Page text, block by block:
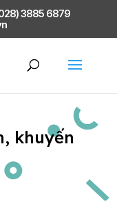
3885 6879
khuyến